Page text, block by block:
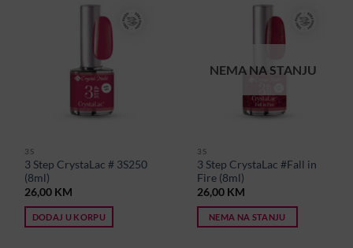
3S
3 Step CrystaLac # 3S250
(8ml)
26,00 KM
DODAJ U KORPU
NEMA NA STANJU
3S
3 Step CrystaLac #Fall in
Fire (8ml)
26,00 KM
NEMA NA STANJU